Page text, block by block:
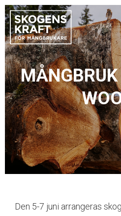
Den 5-7 juni arrangeras